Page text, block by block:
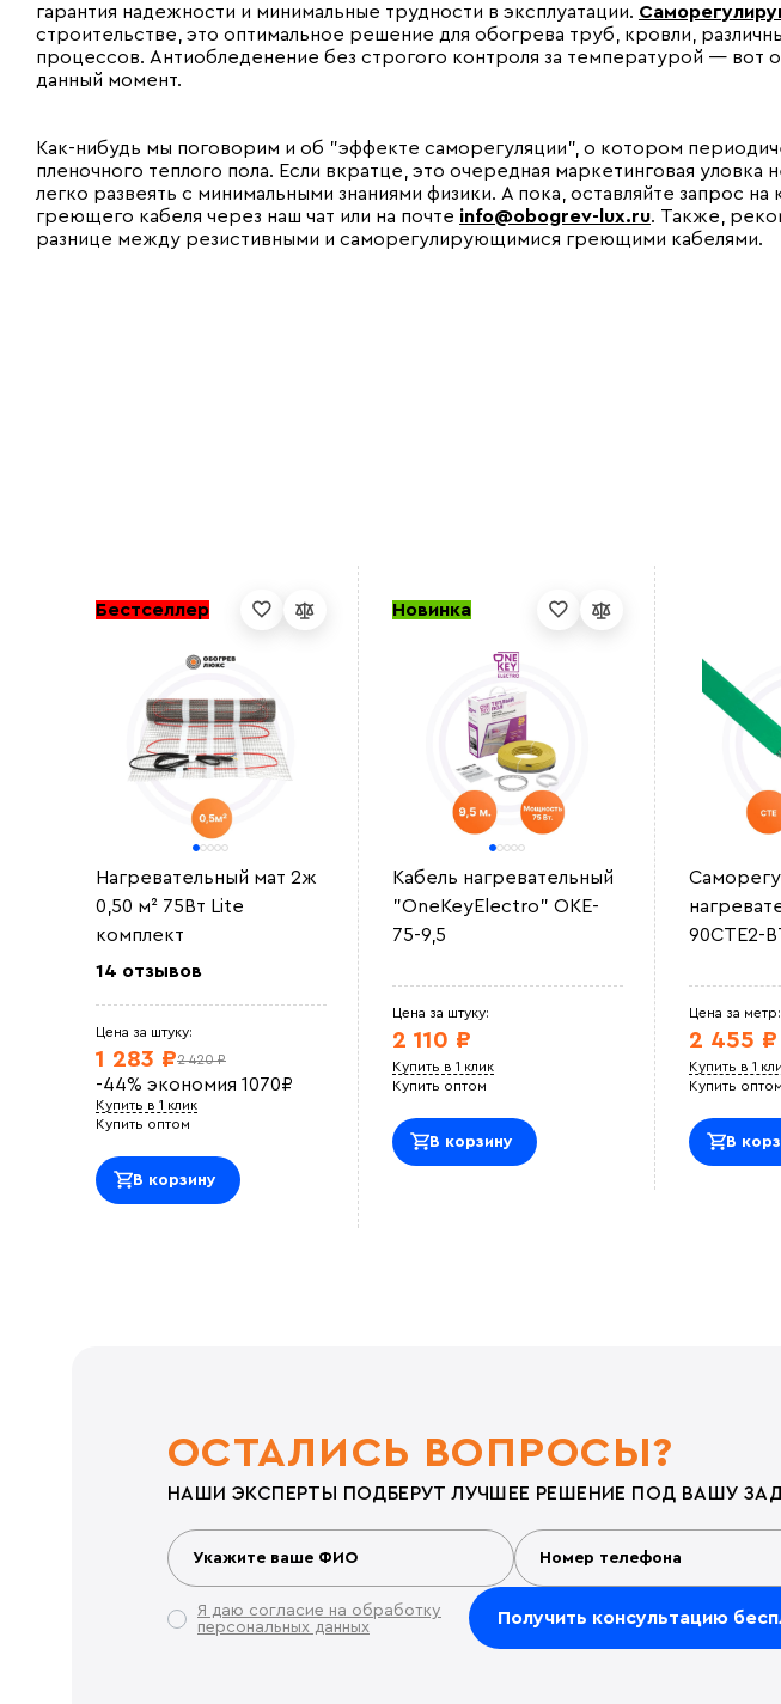
гарантия надежности и минимальные трудности в эксплуатации.
строительстве, это оптимальное решение для обогрева труб, кровли,
процессов. Антиобледенение без строгого контроля за температурой — вот
данный момент.
Как-нибудь мы поговорим и об "эффекте саморегуляции", о котором
пленочного теплого пола. Если вкратце, это очередная маркетинговая
легко развеять с минимальными знаниями физики. А пока, оставляйте запрос
греющего кабеля через наш чат или на почте info@obogrev-lux.ru. Также,
разнице между резистивными и саморегулирующимися греющими кабелями.
Бестселлер
Нагревательный мат 2ж
0,50 м² 75Вт Lite
комплект
14 отзывов
Цена за штуку:
2 420 ₽
1 283 ₽
-44% экономия 1070₽
Купить в 1 клик
Купить оптом
В корзину
Новинка
Кабель нагревательный
"OneKeyElectro" OKE-
75-9,5
Цена за штуку:
2 110 ₽
Купить в 1 клик
Купить оптом
В корзину
90СТЕ2-
Цена за метр:
2 455 ₽
Купить в 1
Купить оптом
В
ОСТАЛИСЬ ВОПРОСЫ?
НАШИ ЭКСПЕРТЫ ПОДБЕРУТ ЛУЧШЕЕ РЕШЕНИЕ ПОД ВАШУ
Я даю согласие на обработку
персональных данных